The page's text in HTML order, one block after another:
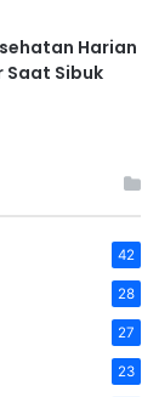
Harian
Saat Sibuk
42
28
27
23